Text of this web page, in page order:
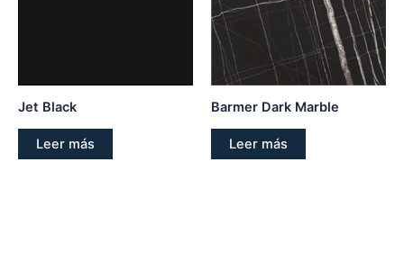
Jet Black
Leer más
Barmer Dark Marble
Leer más